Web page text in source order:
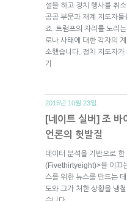
설을 하고 정치 행사를 취
공공 부문과 재계 지도자
죠. 트럼프의 자리를 노리
로나 사태에 대한 각자의
소했습니다. 정치 지도자
기
2015년 10월 23일.
[네이트 실버] 조 바
언론의 헛발질
데이터 분석을 기반으로
(Fivethirtyeight)>을 이끄
스를 위한 뉴스를 만드는
도와 그가 처한 상황을 냉